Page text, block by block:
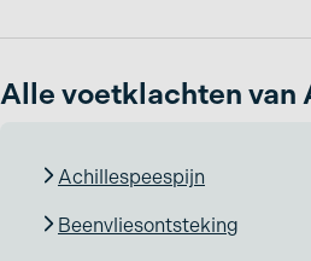
Alle voetklachten van
Achillespeespijn
Beenvliesontsteking